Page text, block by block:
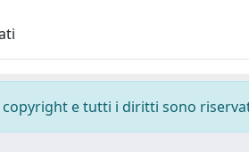
e tutti i diritti sono